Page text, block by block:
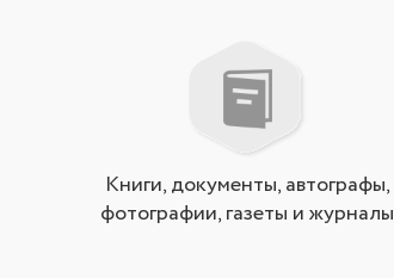
Книги, документы, автографы,
фотографии, газеты и журналы